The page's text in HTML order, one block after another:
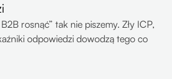
rosnąć” tak nie piszemy. Zły ICP,
odpowiedzi dowodzą tego co